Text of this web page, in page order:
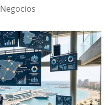
Negocios